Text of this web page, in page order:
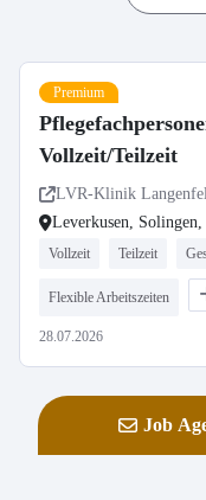
Premium
Vollzeit/Teilzeit
LVR-Klinik
Leverkusen,
Vollzeit Teilzeit
Flexible Arbeitszeiten
28.07.2026
Job